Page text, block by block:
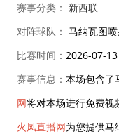
赛事分类： 新西联
对阵球队： 马纳瓦图
比赛时间： 2026-07-
赛事信息： 本场包含了
网将对本场进行免费视
火凤直播网为您提供马